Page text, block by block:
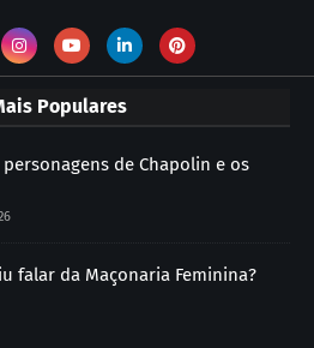
Populares
personagens de Chapolin e os
falar da Maçonaria Feminina?